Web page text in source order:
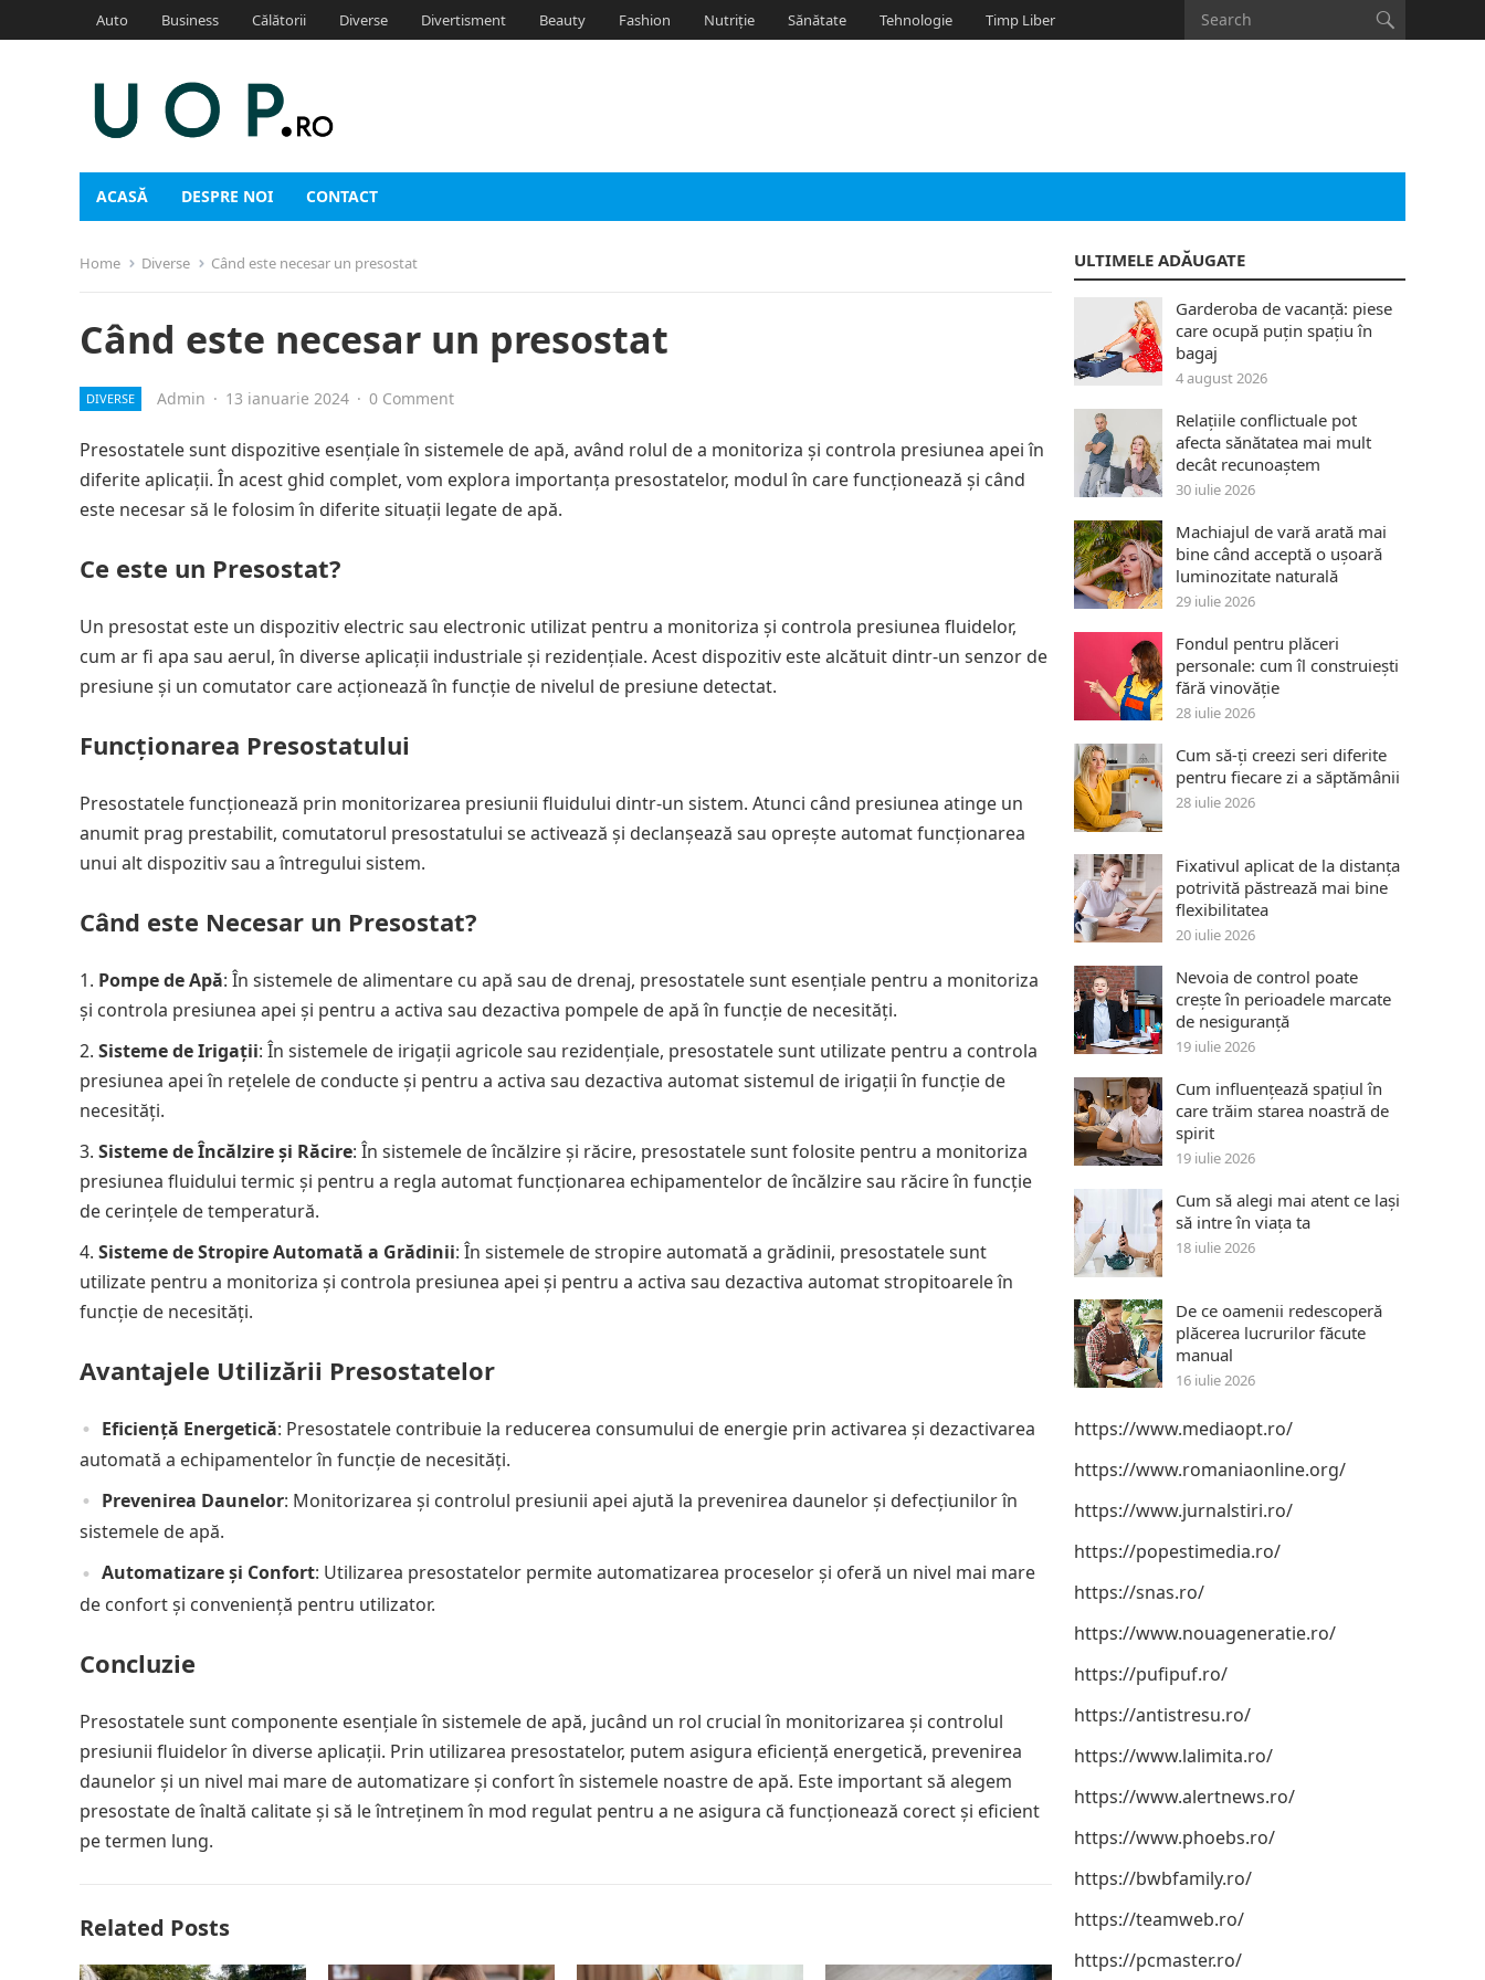
Auto Business Călătorii Diverse Divertisment Beauty Fashion Nutriție Sănătate Tehnologie Timp Liber
ACASĂ DESPRE NOI CONTACT
Home Diverse Când este necesar un presostat
Când este necesar un presostat
DIVERSE Admin · 13 ianuarie 2024 · 0 Comment
Presostatele sunt dispozitive esențiale în sistemele de apă, având rolul de a monitoriza și controla presiunea apei în
diferite aplicații. În acest ghid complet, vom explora importanța presostatelor, modul în care funcționează și când
este necesar să le folosim în diferite situații legate de apă.
Ce este un Presostat?
Un presostat este un dispozitiv electric sau electronic utilizat pentru a monitoriza și controla presiunea fluidelor,
cum ar fi apa sau aerul, în diverse aplicații industriale și rezidențiale. Acest dispozitiv este alcătuit dintr-un senzor de
presiune și un comutator care acționează în funcție de nivelul de presiune detectat.
Funcționarea Presostatului
Presostatele funcționează prin monitorizarea presiunii fluidului dintr-un sistem. Atunci când presiunea atinge un
anumit prag prestabilit, comutatorul presostatului se activează și declanșează sau oprește automat funcționarea
unui alt dispozitiv sau a întregului sistem.
Când este Necesar un Presostat?
Pompe de Apă: În sistemele de alimentare cu apă sau de drenaj, presostatele sunt esențiale pentru a monitoriza
și controla presiunea apei și pentru a activa sau dezactiva pompele de apă în funcție de necesități.
Sisteme de Irigații: În sistemele de irigații agricole sau rezidențiale, presostatele sunt utilizate pentru a controla
presiunea apei în rețelele de conducte și pentru a activa sau dezactiva automat sistemul de irigații în funcție de
necesități.
Sisteme de Încălzire și Răcire: În sistemele de încălzire și răcire, presostatele sunt folosite pentru a monitoriza
presiunea fluidului termic și pentru a regla automat funcționarea echipamentelor de încălzire sau răcire în funcție
de cerințele de temperatură.
Sisteme de Stropire Automată a Grădinii: În sistemele de stropire automată a grădinii, presostatele sunt
utilizate pentru a monitoriza și controla presiunea apei și pentru a activa sau dezactiva automat stropitoarele în
funcție de necesități.
Avantajele Utilizării Presostatelor
Eficiență Energetică: Presostatele contribuie la reducerea consumului de energie prin activarea și dezactivarea
automată a echipamentelor în funcție de necesități.
Prevenirea Daunelor: Monitorizarea și controlul presiunii apei ajută la prevenirea daunelor și defecțiunilor în
sistemele de apă.
Automatizare și Confort: Utilizarea presostatelor permite automatizarea proceselor și oferă un nivel mai mare
de confort și conveniență pentru utilizator.
Concluzie
Presostatele sunt componente esențiale în sistemele de apă, jucând un rol crucial în monitorizarea și controlul
presiunii fluidelor în diverse aplicații. Prin utilizarea presostatelor, putem asigura eficiență energetică, prevenirea
daunelor și un nivel mai mare de automatizare și confort în sistemele noastre de apă. Este important să alegem
presostate de înaltă calitate și să le întreținem în mod regulat pentru a ne asigura că funcționează corect și eficient
pe termen lung.
Related Posts
ULTIMELE ADĂUGATE
Garderoba de vacanță: piese
care ocupă puțin spațiu în
bagaj
4 august 2026
Relațiile conflictuale pot
afecta sănătatea mai mult
decât recunoaștem
30 iulie 2026
Machiajul de vară arată mai
bine când acceptă o ușoară
luminozitate naturală
29 iulie 2026
Fondul pentru plăceri
personale: cum îl construiești
fără vinovăție
28 iulie 2026
Cum să-ți creezi seri diferite
pentru fiecare zi a săptămânii
28 iulie 2026
Fixativul aplicat de la distanța
potrivită păstrează mai bine
flexibilitatea
20 iulie 2026
Nevoia de control poate
crește în perioadele marcate
de nesiguranță
19 iulie 2026
Cum influențează spațiul în
care trăim starea noastră de
spirit
19 iulie 2026
Cum să alegi mai atent ce lași
să intre în viața ta
18 iulie 2026
De ce oamenii redescoperă
plăcerea lucrurilor făcute
manual
16 iulie 2026
https://www.mediaopt.ro/
https://www.romaniaonline.org/
https://www.jurnalstiri.ro/
https://popestimedia.ro/
https://snas.ro/
https://www.nouageneratie.ro/
https://pufipuf.ro/
https://antistresu.ro/
https://www.lalimita.ro/
https://www.alertnews.ro/
https://www.phoebs.ro/
https://bwbfamily.ro/
https://teamweb.ro/
https://pcmaster.ro/